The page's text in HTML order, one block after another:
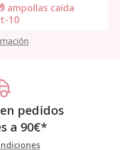
ampollas caída
10
pedidos
a 90€*